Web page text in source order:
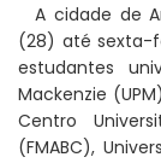
A cidade de
(28) até sexta-
estudantes
Mackenzie
Centro
(FMABC),